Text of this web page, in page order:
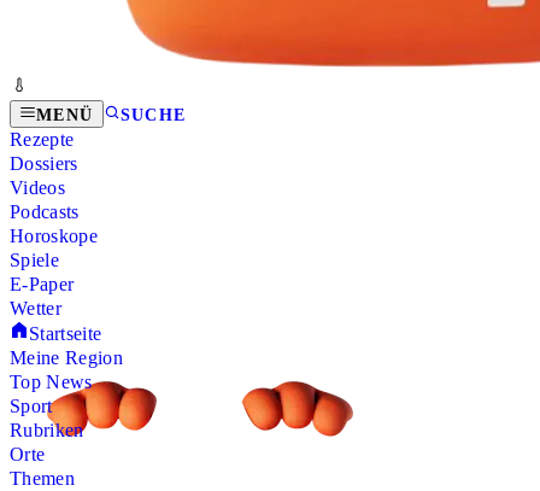
MENÜ SUCHE
Rezepte
Dossiers
Videos
Podcasts
Horoskope
Spiele
E-Paper
Wetter
Startseite
Meine Region
Top News
Sport
Rubriken
Orte
Themen